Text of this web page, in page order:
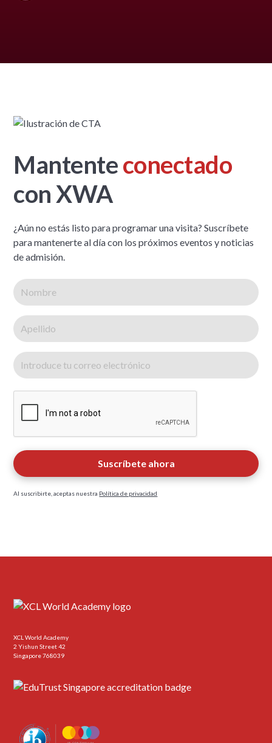
Mantenteconectado
con XWA
¿Aún no estás listo para programar una visita? Suscríbete
para mantenerte al día con los próximos eventos y noticias
de admisión.
Al suscribirte, aceptas nuestra Política de privacidad
XCL World Academy
2 Yishun Street 42
Singapore 768039